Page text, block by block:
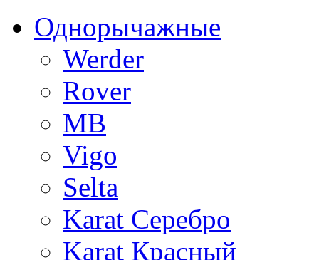
Однорычажные
Werder
Rover
MB
Vigo
Selta
Karat Серебро
Karat Красный